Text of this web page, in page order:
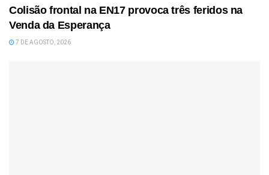
Colisão frontal na EN17 provoca três feridos na
Venda da Esperança
7 DE AGOSTO, 2026